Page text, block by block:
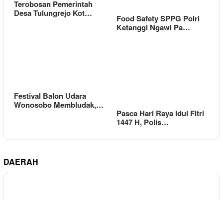
Terobosan Pemerintah
Desa Tulungrejo Kot…
Food Safety SPPG Polri
Ketanggi Ngawi Pa…
Festival Balon Udara
Wonosobo Membludak,…
Pasca Hari Raya Idul Fitri
1447 H, Polis…
DAERAH